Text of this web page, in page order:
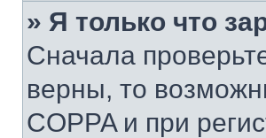
» Я только что
Сначала
верны, то
COPPA и при